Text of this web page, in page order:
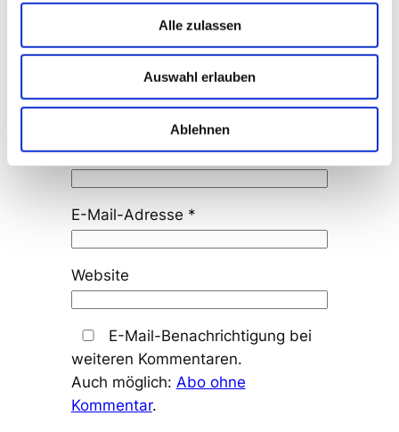
Alle zulassen
Auswahl erlauben
Ablehnen
Name*
E-Mail-Adresse *
Website
E-Mail-Benachrichtigung bei
weiteren Kommentaren.
Auch möglich: Abo ohne
Kommentar.